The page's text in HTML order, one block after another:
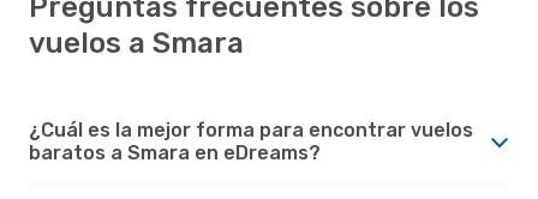
Preguntas frecuentes sobre los
vuelos a Smara
¿Cuál es la mejor forma para encontrar vuelos
baratos a Smara en eDreams?